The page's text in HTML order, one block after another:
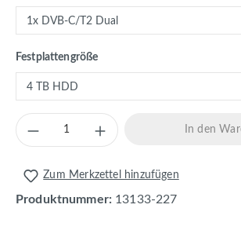
Festplattengrößeauswählen
Produkt Anzahl: Gib denIn den
Zum Merkzettel hinzufügen
Produktnummer: 13133-227